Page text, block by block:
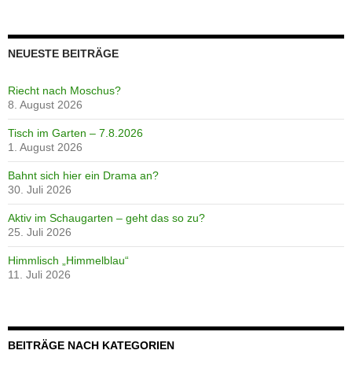
NEUESTE BEITRÄGE
Riecht nach Moschus?
8. August 2026
Tisch im Garten – 7.8.2026
1. August 2026
Bahnt sich hier ein Drama an?
30. Juli 2026
Aktiv im Schaugarten – geht das so zu?
25. Juli 2026
Himmlisch „Himmelblau“
11. Juli 2026
BEITRÄGE NACH KATEGORIEN